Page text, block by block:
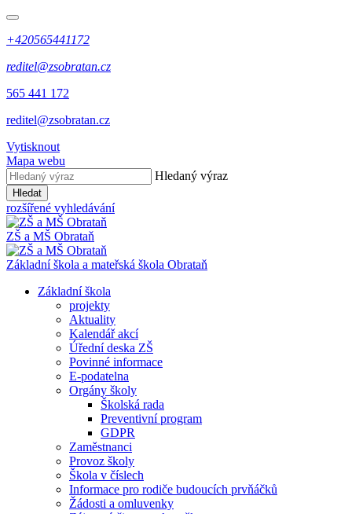
+420565441172
reditel@zsobratan.cz
565 441 172
reditel@zsobratan.cz
Vytisknout
Mapa webu
Hledaný výraz
Hledat
rozšířené vyhledávání
ZŠ a MŠ Obrataň
Základní škola a mateřská škola Obrataň
Základní škola
projekty
Aktuality
Kalendář akcí
Úřední deska ZŠ
Povinné informace
E-podatelna
Orgány školy
Školská rada
Preventivní program
GDPR
Zaměstnanci
Provoz školy
Škola v číslech
Informace pro rodiče budoucích prvňáčků
Žádosti a omluvenky